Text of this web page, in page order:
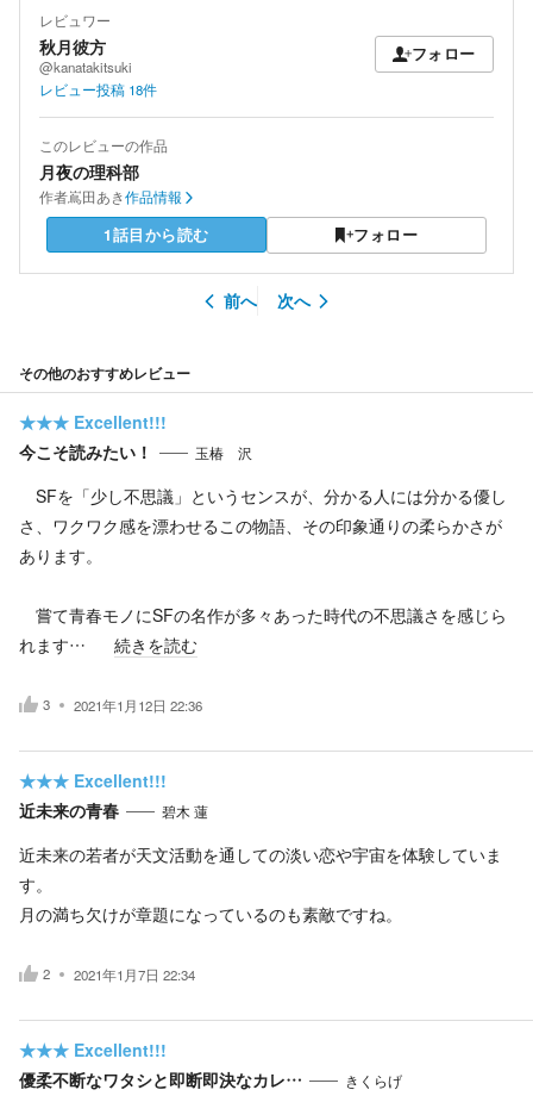
レビュワー
秋月彼方
@kanatakitsuki
フォロー
レビュー投稿 18件
このレビューの作品
月夜の理科部
作者嶌田あき作品情報
1話目から読む フォロー
前へ 次へ
その他のおすすめレビュー
★★★ Excellent!!!
今こそ読みたい！
玉椿 沢
SFを「少し不思議」というセンスが、分かる人には分かる優し
さ、ワクワク感を漂わせるこの物語、その印象通りの柔らかさが
あります。
嘗て青春モノにSFの名作が多々あった時代の不思議さを感じら
れます…
続きを読む
3 2021年1月12日 22:36
★★★ Excellent!!!
近未来の青春
碧木 蓮
近未来の若者が天文活動を通しての淡い恋や宇宙を体験していま
す。
月の満ち欠けが章題になっているのも素敵ですね。
2 2021年1月7日 22:34
★★★ Excellent!!!
優柔不断なワタシと即断即決なカレ…
きくらげ